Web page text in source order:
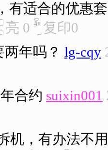
有适合的优惠
亮 0 复印0
年吗？ lg-cqy
合约 suixin001
机，有办法不